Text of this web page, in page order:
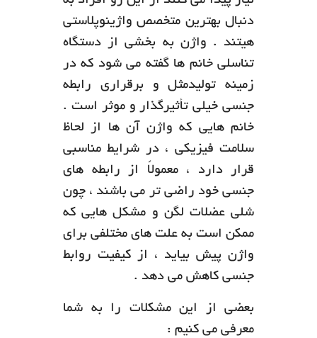
دنبال بهترین متخصص واژینوپلاستی
هیتند . واژن به بخشی از دستگاه
تناسلی خانم ها گفته می شود که در
زمینه تولیدمثل و برقراری رابطه
جنسی خیلی تأثیرگذار و موثر است .
خانم هایی که واژن آن ها از لحاظ
سلامت فیزیکی ، در شرایط مناسبی
قرار دارد ، معمولاً از رابطه های
جنسی خود راضی تر می باشند ، چون
شلی عضلات لگن و مشکل هایی که
ممکن است به علت های مختلفی برای
واژن پیش بیاید ، از کیفیت روابط
جنسی کاهش می دهد .
بعضی از این مشکلات را به شما
معرفی می کنیم :